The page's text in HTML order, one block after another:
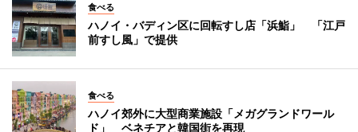
食べる
ハノイ・バディン区に回転すし店「浜鮨」 「江戸
前すし風」で提供
食べる
ハノイ郊外に大型商業施設「メガグランドワール
ド」 ベネチアと韓国街を再現